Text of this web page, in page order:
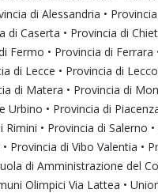
di Alessandria •
di Caserta • Provincia di
Fermo • Provincia di
di Lecce • Provincia di
di Matera • Provincia di
Urbino • Provincia di
• Provincia di
Provincia di Vibo Valentia •
di Amministrazione del
Olimpici Via Lattea •